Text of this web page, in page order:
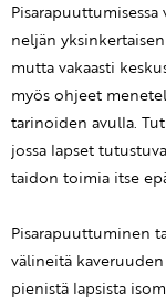
neljän
mutta vakaasti
myös ohjeet
tarinoiden avulla.
jossa lapset
taidon toimia itse
Pisarapuuttuminen
välineitä
pienistä lapsista